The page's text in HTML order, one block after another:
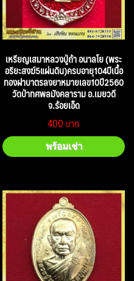
เหรียญเสมาหลวงปู่ถ้า อนาลโย (พระ
อริยะสงฆ์5แผ่นดิน)ครบอายุ104ปีเนื้อ
ทองฝาบาตรลงยาหมายเลข10ปี2560
วัดป่าทศพลมังคลาราม อ.เมยวดี
จ.ร้อยเอ็ด
400
พร้อมเช่า